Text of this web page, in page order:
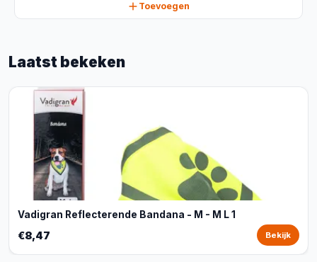
Toevoegen
Laatst bekeken
Vadigran Reflecterende Bandana - M - M L 1
€8,47 Bekijk